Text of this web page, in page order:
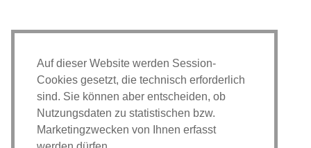
Auf dieser Website werden Session-
Cookies gesetzt, die technisch erforderlich
sind. Sie können aber entscheiden, ob
Nutzungsdaten zu statistischen bzw.
Marketingzwecken von Ihnen erfasst